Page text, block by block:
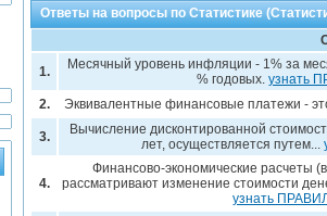
Ответы на вопросы по Статистике
1.
Месячный уровень инфляции - 1% за
% годовых. узнать
2.
Эквивалентные финансовые платежи -
3.
Вычисление дисконтированной
лет, осуществляется путем...
4.
Финансово-экономические расчеты
рассматривают изменение стоимости
узнать